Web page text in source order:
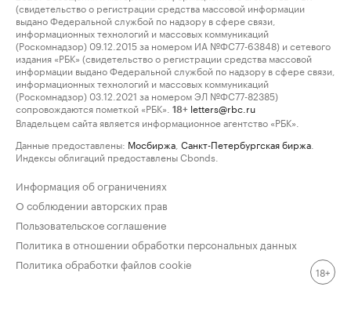
(свидетельство о регистрации средства массовой информации
выдано Федеральной службой по надзору в сфере связи,
информационных технологий и массовых коммуникаций
(Роскомнадзор) 09.12.2015 за номером ИА №ФС77-63848) и сетевого
издания «РБК» (свидетельство о регистрации средства массовой
информации выдано Федеральной службой по надзору в сфере связи,
информационных технологий и массовых коммуникаций
(Роскомнадзор) 03.12.2021 за номером ЭЛ №ФС77-82385)
сопровождаются пометкой «РБК».
18+ letters@rbc.ru
Владельцем сайта является информационное агентство «РБК».
Данные предоставлены: Мосбиржа Санкт-Петербургская биржа
Индексы облигаций предоставлены Cbonds.
Информация об ограничениях
О соблюдении авторских прав
Пользовательское соглашение
Политика в отношении обработки персональных данных
Политика обработки файлов cookie
18+